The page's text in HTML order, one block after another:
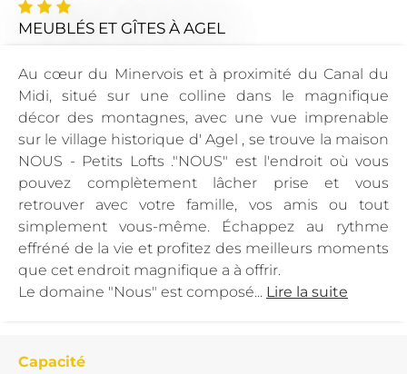
MEUBLÉS ET GÎTES À AGEL
Au cœur du Minervois et à proximité du Canal du
Midi, situé sur une colline dans le magnifique
décor des montagnes, avec une vue imprenable
sur le village historique d' Agel , se trouve la maison
NOUS - Petits Lofts ."NOUS" est l'endroit où vous
pouvez complètement lâcher prise et vous
retrouver avec votre famille, vos amis ou tout
simplement vous-même. Échappez au rythme
effréné de la vie et profitez des meilleurs moments
que cet endroit magnifique a à offrir.
Le domaine "Nous" est composé... Lire la suite
Capacité